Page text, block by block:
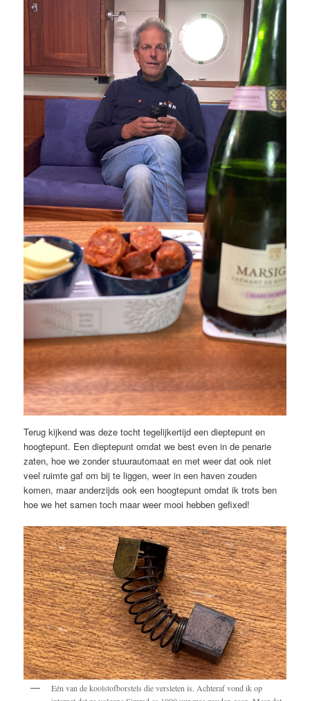
Terug kijkend was deze tocht tegelijkertijd een dieptepunt en
hoogtepunt. Een dieptepunt omdat we best even in de penarie
zaten, hoe we zonder stuurautomaat en met weer dat ook niet
veel ruimte gaf om bij te liggen, weer in een haven zouden
komen, maar anderzijds ook een hoogtepunt omdat ik trots ben
hoe we het samen toch maar weer mooi hebben gefixed!
Eén van de koolstofborstels die versleten is. Achteraf vond ik op